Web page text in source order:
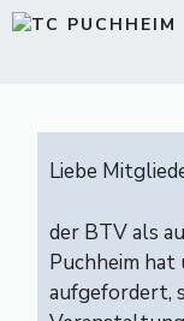
Zum
Liebe
der BTV als
Puchheim hat
aufgefordert,